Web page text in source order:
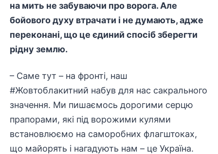
на мить не забуваючи про ворога. Але
бойового духу втрачати і не думають, адже
переконані, що це єдиний спосіб зберегти
рідну землю.
– Саме тут – на фронті, наш
#Жовтоблакитний набув для нас сакрального
значення. Ми пишаємось дорогими серцю
прапорами, які під ворожими кулями
встановлюємо на саморобних флагштоках,
що майорять і нагадують нам – це Україна.